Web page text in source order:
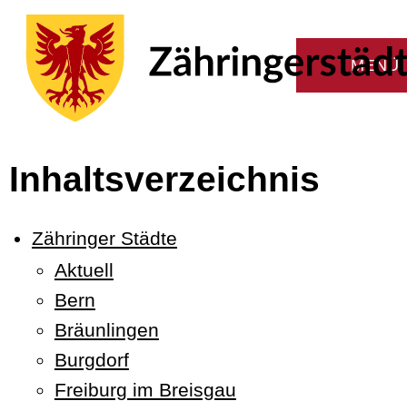
Inhaltsverzeichnis
Zähringer Städte
Aktuell
Bern
Bräunlingen
Burgdorf
Freiburg im Breisgau